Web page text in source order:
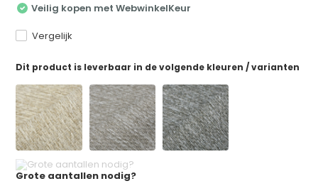
Veilig kopen met WebwinkelKeur
Vergelijk
Dit product is leverbaar in de volgende kleuren / varianten
Grote aantallen nodig?